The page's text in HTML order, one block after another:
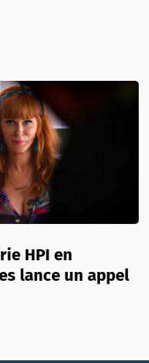
HPI en
lance un appel